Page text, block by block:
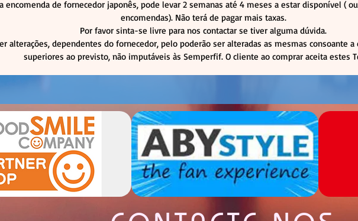
encomenda de fornecedor japonês, pode levar 2 semanas até 4 meses a estar disponível (
encomendas). Não terá de pagar mais taxas.
Por favor sinta-se livre para nos contactar se tiver alguma dúvida.
alterações, dependentes do fornecedor, pelo poderão ser alteradas as mesmas consoante
superiores ao previsto, não imputáveis às Semperfif. O cliente ao comprar aceita estes